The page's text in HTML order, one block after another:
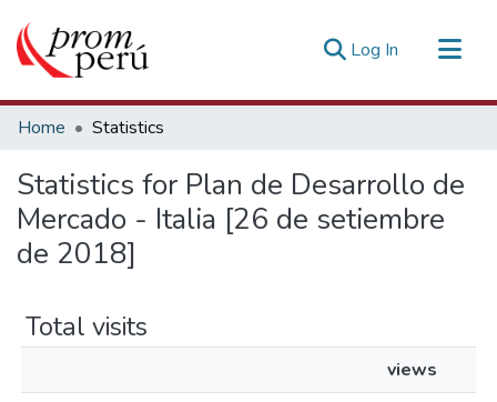
Log In (current)
Communities & Collections
Estadísticas Externas
Home Statistics
Statistics for Plan de Desarrollo de
Mercado - Italia [26 de setiembre
de 2018]
Total visits
views